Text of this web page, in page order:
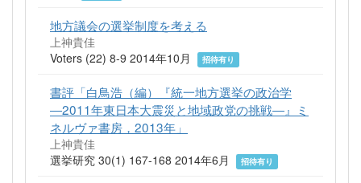
地方議会の選挙制度を考える
上神貴佳
Voters (22) 8-9 2014年10月
招待有り
書評「白鳥浩（編）『統一地方選挙の政治学
―2011年東日本大震災と地域政党の挑戦―』ミ
ネルヴァ書房，2013年」
上神貴佳
選挙研究 30(1) 167-168 2014年6月
招待有り